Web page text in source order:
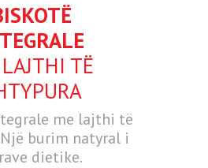
TË
me lajthi të
burim natyral i
dietike.